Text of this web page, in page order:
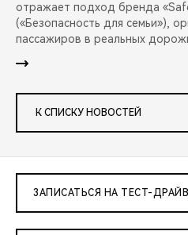
отражает подход бренда
(«Безопасность для семьи»),
пассажиров в реальных
К СПИСКУ НОВОСТЕЙ
ЗАПИСАТЬСЯ НА ТЕСТ-ДРАЙВ